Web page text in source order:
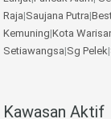
Raja|Saujana Putra|
Kemuning|Kota
Setiawangsa|Sg Pelek|
Kawasan Aktif